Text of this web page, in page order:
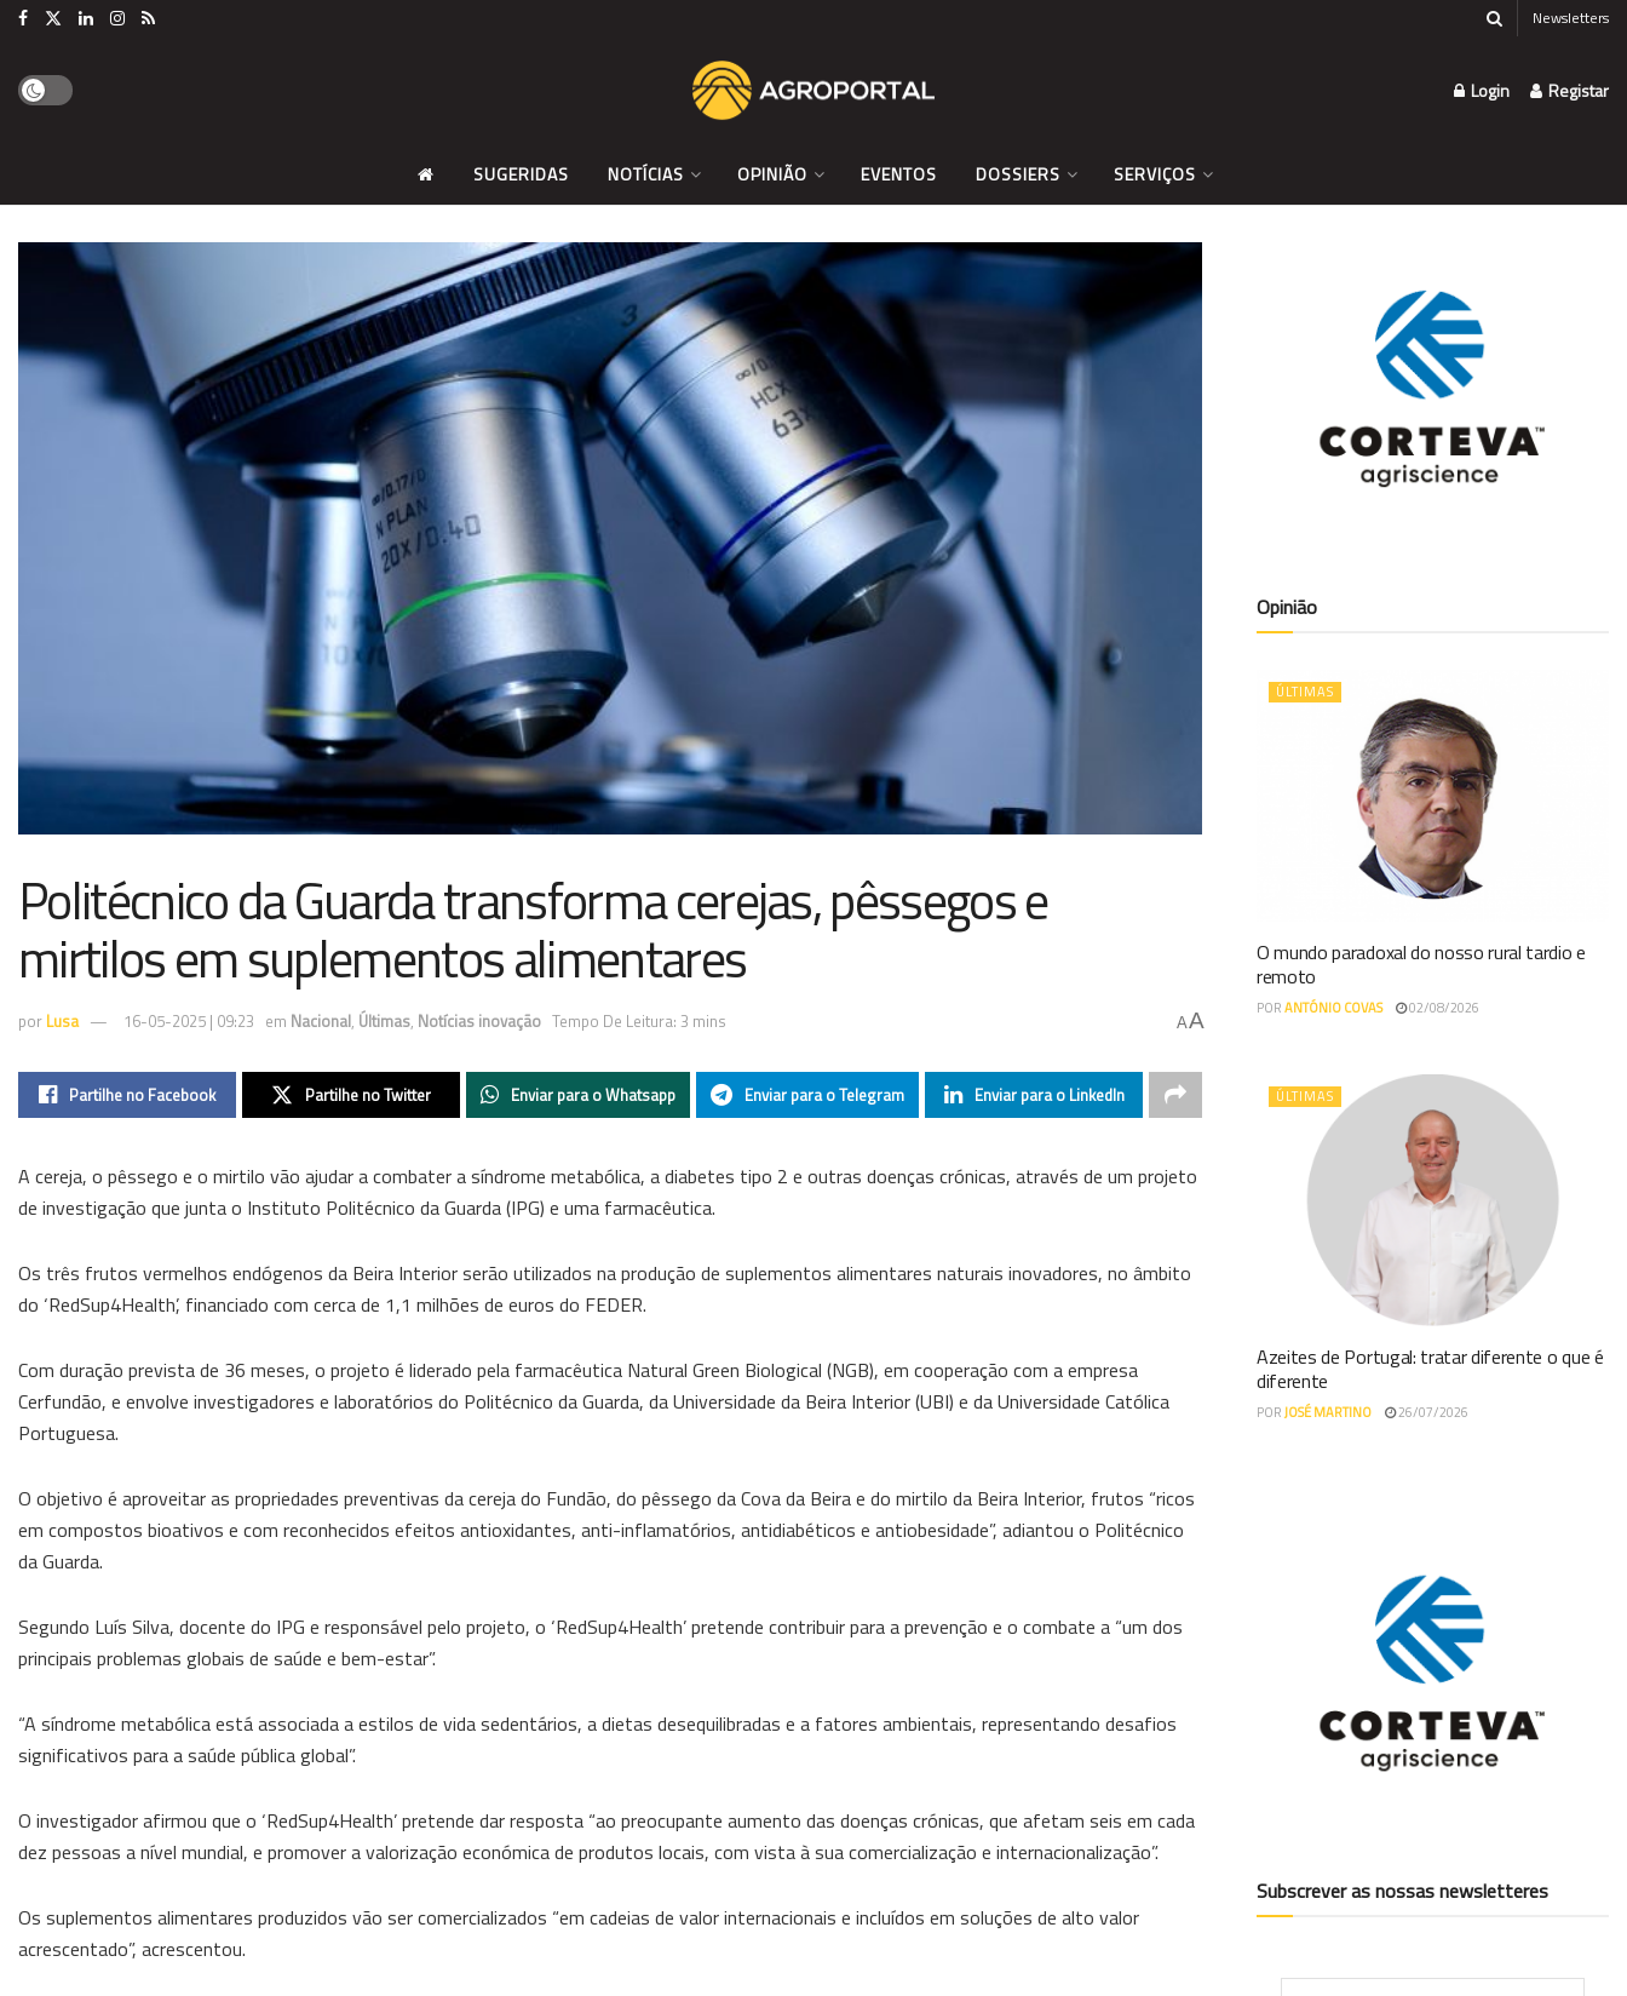
Newsletters
Login Registar
SUGERIDAS NOTÍCIAS OPINIÃO EVENTOS DOSSIERS SERVIÇOS
Politécnico da Guarda transforma cerejas, pêssegos e
mirtilos em suplementos alimentares
por Lusa 16-05-2025 | 09:23 em Nacional, Últimas, Notícias inovação Tempo De Leitura: 3 mins AA
Partilhe no Facebook Partilhe no Twitter Enviar para o Whatsapp Enviar para o Telegram Enviar para o LinkedIn
A cereja, o pêssego e o mirtilo vão ajudar a combater a síndrome metabólica, a diabetes tipo 2 e outras doenças crónicas, através de um projeto
de investigação que junta o Instituto Politécnico da Guarda (IPG) e uma farmacêutica.
Os três frutos vermelhos endógenos da Beira Interior serão utilizados na produção de suplementos alimentares naturais inovadores, no âmbito
do ‘RedSup4Health’, financiado com cerca de 1,1 milhões de euros do FEDER.
Com duração prevista de 36 meses, o projeto é liderado pela farmacêutica Natural Green Biological (NGB), em cooperação com a empresa
Cerfundão, e envolve investigadores e laboratórios do Politécnico da Guarda, da Universidade da Beira Interior (UBI) e da Universidade Católica
Portuguesa.
O objetivo é aproveitar as propriedades preventivas da cereja do Fundão, do pêssego da Cova da Beira e do mirtilo da Beira Interior, frutos “ricos
em compostos bioativos e com reconhecidos efeitos antioxidantes, anti-inflamatórios, antidiabéticos e antiobesidade”, adiantou o Politécnico
da Guarda.
Segundo Luís Silva, docente do IPG e responsável pelo projeto, o ‘RedSup4Health’ pretende contribuir para a prevenção e o combate a “um dos
principais problemas globais de saúde e bem-estar”.
“A síndrome metabólica está associada a estilos de vida sedentários, a dietas desequilibradas e a fatores ambientais, representando desafios
significativos para a saúde pública global”.
O investigador afirmou que o ‘RedSup4Health’ pretende dar resposta “ao preocupante aumento das doenças crónicas, que afetam seis em cada
dez pessoas a nível mundial, e promover a valorização económica de produtos locais, com vista à sua comercialização e internacionalização”.
Os suplementos alimentares produzidos vão ser comercializados “em cadeias de valor internacionais e incluídos em soluções de alto valor
acrescentado”, acrescentou.
Opinião
ÚLTIMAS
O mundo paradoxal do nosso rural tardio e
remoto
PORANTÓNIO COVAS 02/08/2026
ÚLTIMAS
Azeites de Portugal: tratar diferente o que é
diferente
PORJOSÉ MARTINO 26/07/2026
Subscrever as nossas newsletteres